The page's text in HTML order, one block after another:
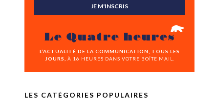
JE M'INSCRIS
Le Quatre heures
L’ACTUALITÉ DE LA COMMUNICATION, TOUS LES
JOURS,
À 16 HEURES DANS VOTRE BOÎTE MAIL.
LES CATÉGORIES POPULAIRES